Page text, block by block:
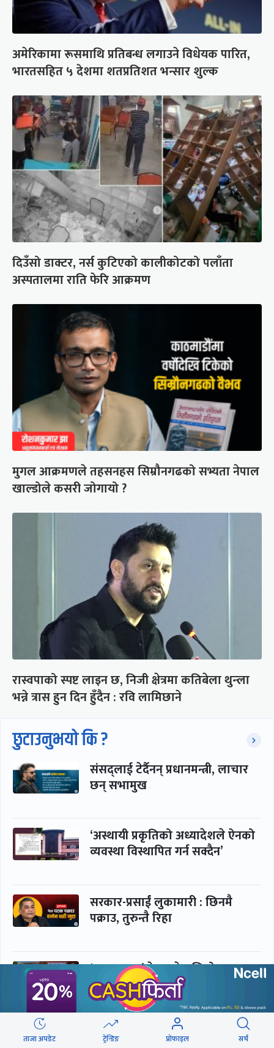
अमेरिकामा रूसमाथि प्रतिबन्ध लगाउने विधेयक पारित,
भारतसहित ५ देशमा शतप्रतिशत भन्सार शुल्क
दिउँसो डाक्टर, नर्स कुटिएको कालीकोटको पलाँता
अस्पतालमा राति फेरि आक्रमण
मुगल आक्रमणले तहसनहस सिम्रौनगढको सभ्यता नेपाल
खाल्डोले कसरी जोगायो ?
रास्वपाको स्पष्ट लाइन छ, निजी क्षेत्रमा कतिबेला थुन्ला
भन्ने त्रास हुन दिन हुँदैन : रवि लामिछाने
छुटाउनुभयो कि ?
संसद्लाई टेर्दैनन् प्रधानमन्त्री, लाचार
छन् सभामुख
‘अस्थायी प्रकृतिको अध्यादेशले ऐनको
व्यवस्था विस्थापित गर्न सक्दैन’
सरकार-प्रसाईं लुकामारी : छिनमै
पक्राउ, तुरुन्तै रिहा
‘कामचलाउ’ नेतृत्वले थलियो स्वास्थ्य
क्षेत्र
पूर्णबहादुर-शेखर : पार्टी सभापति
ताजा अपडेट ट्रेन्डिङ प्रोफाइल सर्च